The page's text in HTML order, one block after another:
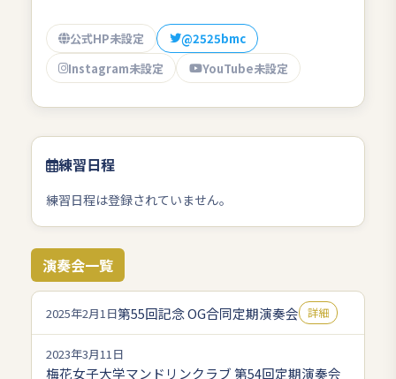
公式HP未設定
@2525bmc
Instagram未設定
YouTube未設定
練習日程
練習日程は登録されていません。
演奏会一覧
2025年2月1日第55回記念 OG合同定期演奏会 詳細
2023年3月11日
梅花女子大学マンドリンクラブ 第54回定期演奏会